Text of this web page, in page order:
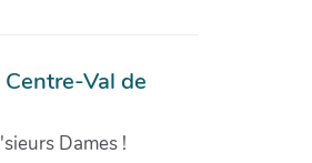
Val de
Dames !